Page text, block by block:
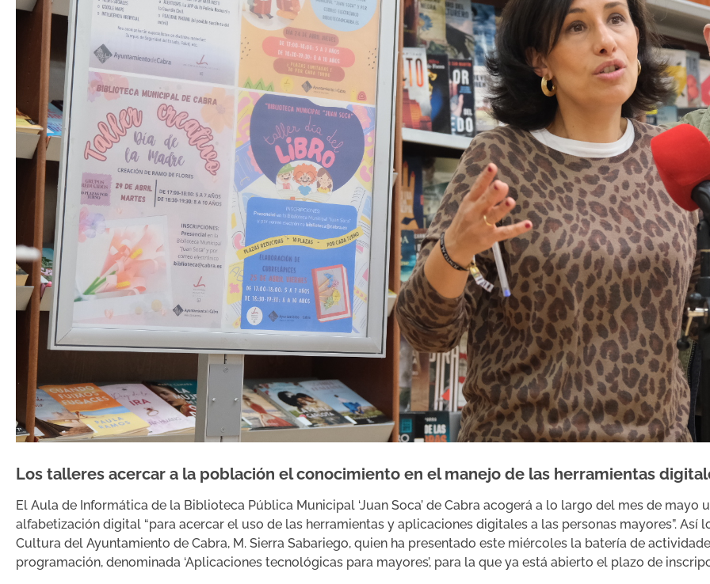
Los talleres acercar a la población el conocimiento en el manejo de las herramientas
El Aula de Informática de la Biblioteca Pública Municipal ‘Juan Soca’ de Cabra acogerá a lo largo del mes de mayo
alfabetización digital “para acercar el uso de las herramientas y aplicaciones digitales a las personas mayores”. Así
Cultura del Ayuntamiento de Cabra, M. Sierra Sabariego, quien ha presentado este miércoles la batería de
programación, denominada ‘Aplicaciones tecnológicas para mayores’, para la que ya está abierto el plazo de